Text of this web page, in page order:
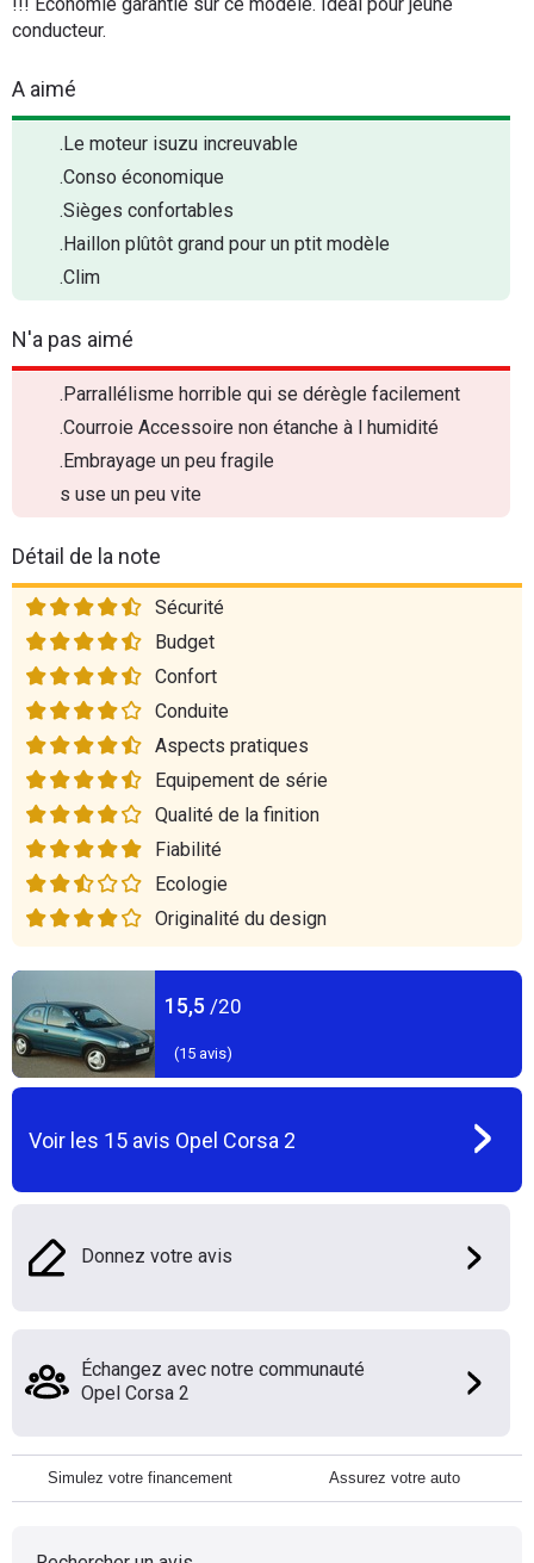
conducteur.
A aimé
.Le moteur isuzu increuvable
.Conso économique
.Sièges confortables
.Haillon plûtôt grand pour un ptit modèle
.Clim
N'a pas aimé
.Parrallélisme horrible qui se dérègle facilement
.Courroie Accessoire non étanche à l humidité
.Embrayage un peu fragile
s use un peu vite
Détail de la note
Sécurité
Budget
Confort
Conduite
Aspects pratiques
Equipement de série
Qualité de la finition
Fiabilité
Ecologie
Originalité du design
15,5 /20
(15 avis)
Voir les 15 avis Opel Corsa 2
Donnez votre avis
Échangez avec notre communauté
Opel Corsa 2
Simulez votre financement Assurez votre auto